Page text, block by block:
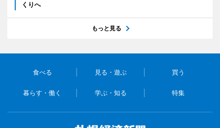
くりへ
もっと見る
食べる 見る・遊ぶ 買う
暮らす・働く 学ぶ・知る 特集